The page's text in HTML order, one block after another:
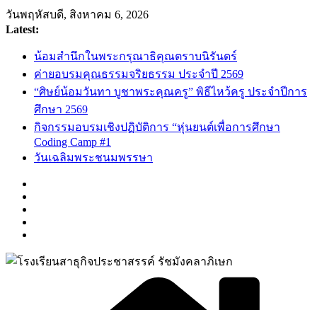
Skip
to
content
วันพฤหัสบดี, สิงหาคม 6, 2026
Latest:
น้อมสำนึกในพระกรุณาธิคุณตราบนิรันดร์
ค่ายอบรมคุณธรรมจริยธรรม ประจำปี 2569
“ศิษย์น้อมวันทา บูชาพระคุณครู” พิธีไหว้ครู ประจำปีการ
ศึกษา 2569
กิจกรรมอบรมเชิงปฏิบัติการ “หุ่นยนต์เพื่อการศึกษา
Coding Camp #1
วันเฉลิมพระชนมพรรษา